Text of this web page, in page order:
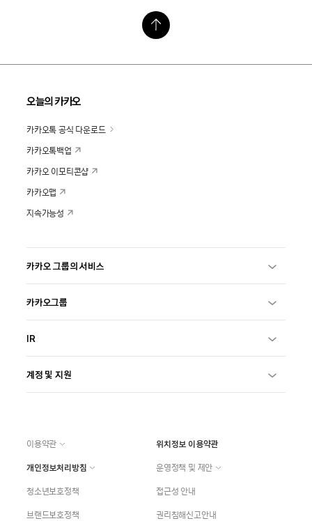
오늘의 카카오
카카오톡 공식 다운로드
카카오톡백업
카카오 이모티콘샵
카카오맵
지속가능성
카카오 그룹의 서비스
카카오그룹
IR
계정 및 지원
이용약관
위치정보 이용약관
개인정보처리방침
운영정책 및 제안
청소년보호정책
접근성 안내
브랜드보호정책
권리침해신고안내